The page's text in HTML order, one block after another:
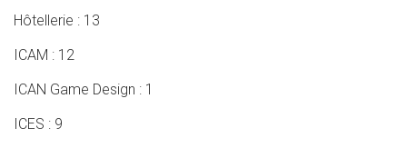
Hôtellerie : 13
ICAM : 12
ICAN Game Design : 1
ICES : 9